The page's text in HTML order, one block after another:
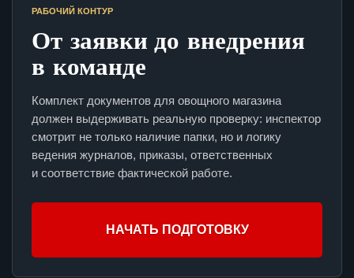
РАБОЧИЙ КОНТУР
От заявки до внедрения
в команде
Комплект документов для овощного магазина
должен выдерживать реальную проверку: инспектор
смотрит не только наличие папки, но и логику
ведения журналов, приказы, ответственных
и соответствие фактической работе.
НАЧАТЬ ПОДГОТОВКУ